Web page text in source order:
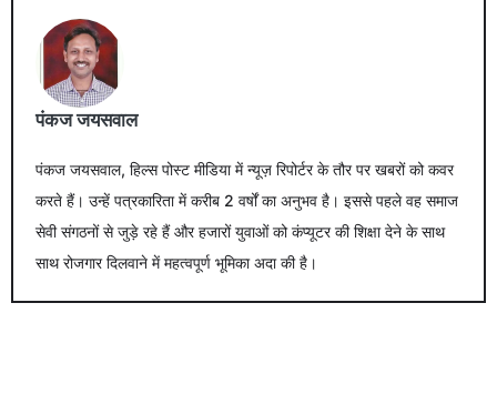
पंकज जयसवाल
पंकज जयसवाल, हिल्स पोस्ट मीडिया में न्यूज़ रिपोर्टर के तौर पर खबरों को कवर
करते हैं। उन्हें पत्रकारिता में करीब 2 वर्षों का अनुभव है। इससे पहले वह समाज
सेवी संगठनों से जुड़े रहे हैं और हजारों युवाओं को कंप्यूटर की शिक्षा देने के साथ
साथ रोजगार दिलवाने में महत्वपूर्ण भूमिका अदा की है।